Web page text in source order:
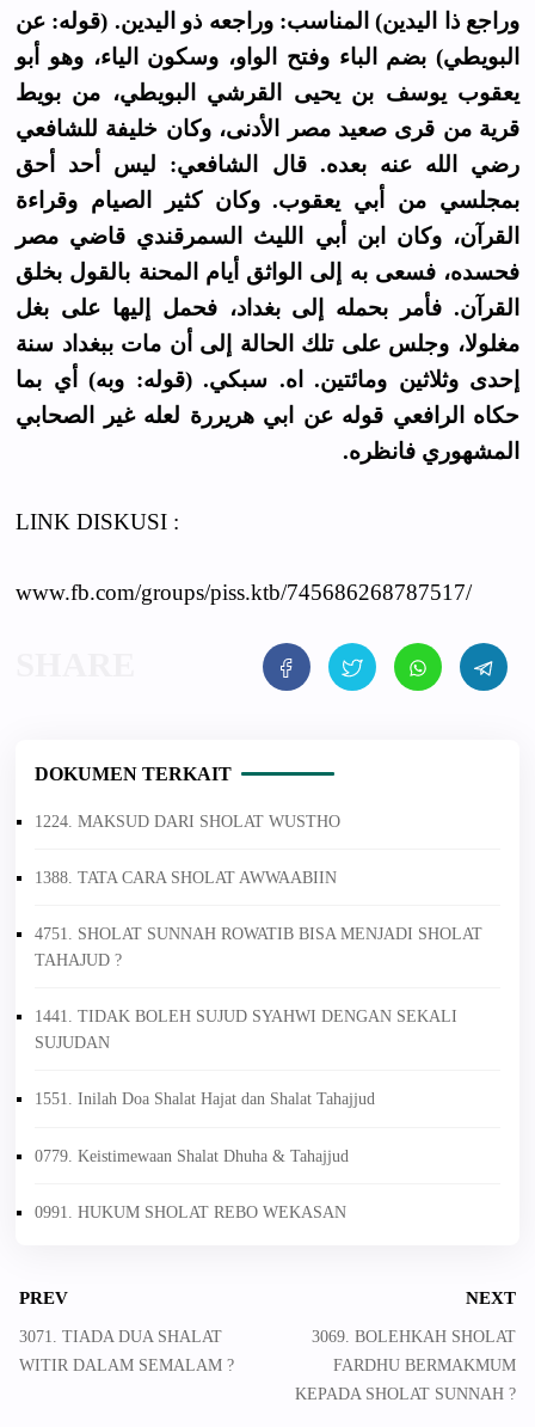
وراجع ذا اليدين) المناسب: وراجعه ذو اليدين. (قوله: عن
البويطي) بضم الباء وفتح الواو، وسكون الياء، وهو أبو
يعقوب يوسف بن يحيى القرشي البويطي، من بويط
قرية من قرى صعيد مصر الأدنى، وكان خليفة للشافعي
رضي الله عنه بعده. قال الشافعي: ليس أحد أحق
بمجلسي من أبي يعقوب. وكان كثير الصيام وقراءة
القرآن، وكان ابن أبي الليث السمرقندي قاضي مصر
فحسده، فسعى به إلى الواثق أيام المحنة بالقول بخلق
القرآن. فأمر بحمله إلى بغداد، فحمل إليها على بغل
مغلولا، وجلس على تلك الحالة إلى أن مات ببغداد سنة
إحدى وثلاثين ومائتين. اه. سبكي. (قوله: وبه) أي بما
حكاه الرافعي قوله عن ابي هريررة لعله غير الصحابي
المشهوري فانظره.
LINK DISKUSI :
www.fb.com/groups/piss.ktb/745686268787517/
DOKUMEN TERKAIT
1224. MAKSUD DARI SHOLAT WUSTHO
1388. TATA CARA SHOLAT AWWAABIIN
4751. SHOLAT SUNNAH ROWATIB BISA MENJADI SHOLAT
TAHAJUD ?
1441. TIDAK BOLEH SUJUD SYAHWI DENGAN SEKALI
SUJUDAN
1551. Inilah Doa Shalat Hajat dan Shalat Tahajjud
0779. Keistimewaan Shalat Dhuha & Tahajjud
0991. HUKUM SHOLAT REBO WEKASAN
PREV
3071. TIADA DUA SHALAT
WITIR DALAM SEMALAM ?
NEXT
3069. BOLEHKAH SHOLAT
FARDHU BERMAKMUM
KEPADA SHOLAT SUNNAH ?